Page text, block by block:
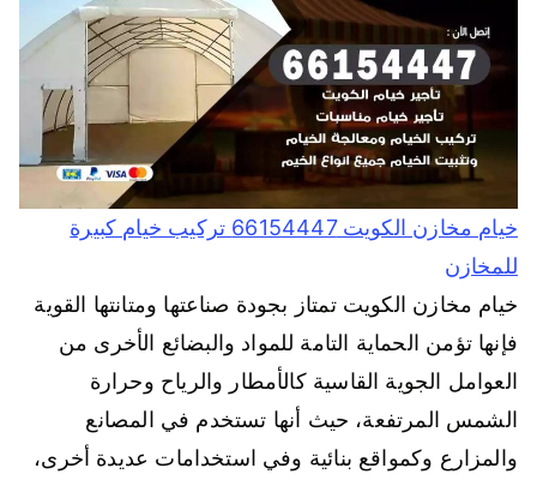
خيام مخازن الكويت 66154447 تركيب خيام كبيرة
للمخازن
خيام مخازن الكويت تمتاز بجودة صناعتها ومتانتها القوية
فإنها تؤمن الحماية التامة للمواد والبضائع الأخرى من
العوامل الجوية القاسية كالأمطار والرياح وحرارة
الشمس المرتفعة، حيث أنها تستخدم في المصانع
والمزارع وكمواقع بنائية وفي استخدامات عديدة أخرى،